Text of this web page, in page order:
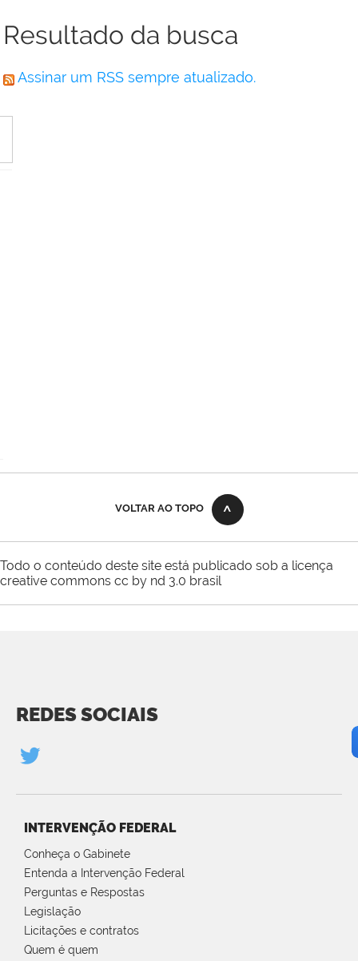
Resultado da busca
Assinar um RSS sempre atualizado.
VOLTAR AO TOPO
Todo o conteúdo deste site está publicado sob a licença
creative commons cc by nd 3.0 brasil
REDES SOCIAIS
INTERVENÇÃO FEDERAL
Conheça o Gabinete
Entenda a Intervenção Federal
Perguntas e Respostas
Legislação
Licitações e contratos
Quem é quem